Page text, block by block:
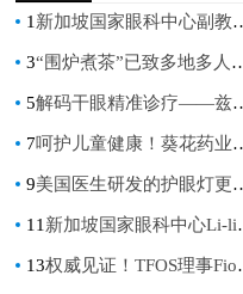
1 新加坡国家眼科中心副教授Yu-chi Liu：抗炎治疗，打破干眼症恶性循环
3“围炉煮茶”已致多地多人中毒，“围炉煮茶”是饮茶文化的崛起吗？
5解码干眼精准诊疗——兹润上市五周年暨眼健康病例分享会在全国眼科年会期间盛大举行
7呵护儿童健康！葵花药业荣获“企业社会责任行业典范奖”
9美国医生研发的护眼灯更好吗？
11 新加坡国家眼科中心Li-lian Foo：儿童青少年近视防控得核心目标是阻止孩子进入 “高度近视危险区”
13权威见证！TFOS理事Fiona：让世界看见中国干眼的崛起力量